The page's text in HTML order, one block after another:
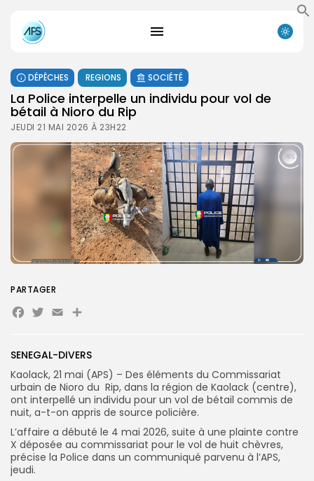
Search
for:
FR
DÉPÊCHES REGIONS SOCIÉTÉ
La Police interpelle un individu pour vol de
bétail à Nioro du Rip
JEUDI 21 MAI 2026 À 23H22
SENEGAL-DIVERS
Kaolack, 21 mai (APS) – Des éléments du Commissariat
urbain de Nioro du Rip, dans la région de Kaolack (centre),
ont interpellé un individu pour un vol de bétail commis de
nuit, a-t-on appris de source policière.
L’affaire a débuté le 4 mai 2026, suite à une plainte contre
X déposée au commissariat pour le vol de huit chèvres,
précise la Police dans un communiqué parvenu à l’APS,
jeudi.
PARTAGER
Facebook
Twitter
EmailPartager